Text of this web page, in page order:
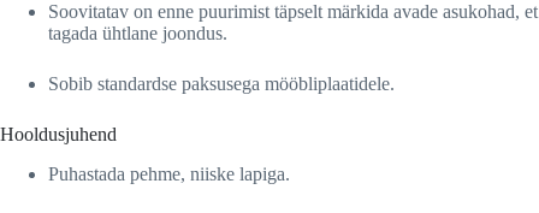
Soovitatav on enne puurimist täpselt märkida avade asukohad, et
tagada ühtlane joondus.
Sobib standardse paksusega mööbliplaatidele.
Hooldusjuhend
Puhastada pehme, niiske lapiga.